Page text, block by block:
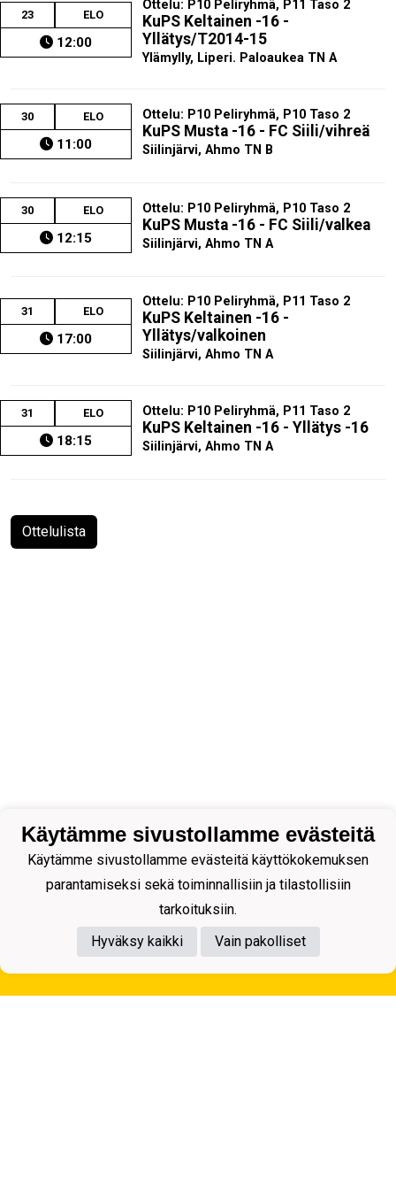
23 ELO
12:00
Ottelu: P10 Peliryhmä, P11 Taso 2
KuPS Keltainen -16 -
Yllätys/T2014-15
Ylämylly, Liperi. Paloaukea TN A
30 ELO
11:00
Ottelu: P10 Peliryhmä, P10 Taso 2
KuPS Musta -16 - FC Siili/vihreä
Siilinjärvi, Ahmo TN B
30 ELO
12:15
Ottelu: P10 Peliryhmä, P10 Taso 2
KuPS Musta -16 - FC Siili/valkea
Siilinjärvi, Ahmo TN A
31 ELO
17:00
Ottelu: P10 Peliryhmä, P11 Taso 2
KuPS Keltainen -16 -
Yllätys/valkoinen
Siilinjärvi, Ahmo TN A
31 ELO
18:15
Ottelu: P10 Peliryhmä, P11 Taso 2
KuPS Keltainen -16 - Yllätys -16
Siilinjärvi, Ahmo TN A
Ottelulista
Käytämme sivustollamme evästeitä
Käytämme sivustollamme evästeitä käyttökokemuksen
parantamiseksi sekä toiminnallisiin ja tilastollisiin
tarkoituksiin.
Hyväksy kaikki
Vain pakolliset